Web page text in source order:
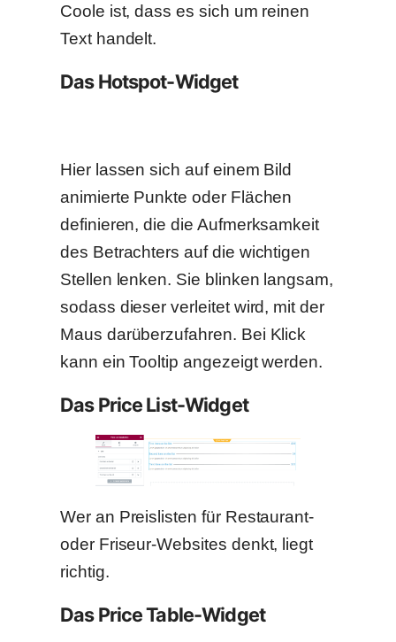
Coole ist, dass es sich um reinen
Text handelt.
Das Hotspot-Widget
Hier lassen sich auf einem Bild
animierte Punkte oder Flächen
definieren, die die Aufmerksamkeit
des Betrachters auf die wichtigen
Stellen lenken. Sie blinken langsam,
sodass dieser verleitet wird, mit der
Maus darüberzufahren. Bei Klick
kann ein Tooltip angezeigt werden.
Das Price List-Widget
Wer an Preislisten für Restaurant-
oder Friseur-Websites denkt, liegt
richtig.
Das Price Table-Widget